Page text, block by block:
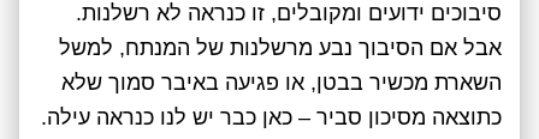
סיבוכים ידועים ומקובלים, זו כנראה לא רשלנות.
אבל אם הסיבוך נבע מרשלנות של המנתח, למשל
השארת מכשיר בבטן, או פגיעה באיבר סמוך שלא
כתוצאה מסיכון סביר – כאן כבר יש לנו כנראה עילה.